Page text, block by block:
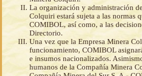
La organización y administración
Colquiri estará sujeta a las normas
COMIBOL, así como, a las
Directorio.
Una vez que la Empresa Minera
funcionamiento, COMIBOL
e insumos nacionalizados.
humanos de la Compañía Minera